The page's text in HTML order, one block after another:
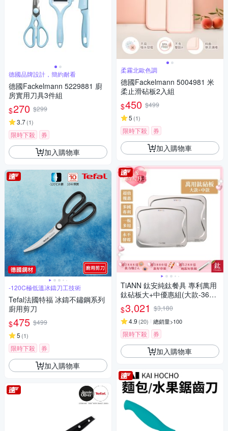
德國品牌設計，簡約耐看
德國Fackelmann 5229881 廚
房實用刀具3件組
$270 $299
3.7(1)
限時下殺 券
加入購物車
-120C極低溫冰鑄刀工技術
Tefal法國特福 冰鑄不鏽鋼系列
廚用剪刀
$475 $499
5 (1)
限時下殺 券
加入購物車
柔霧北歐色調
德國Fackelmann 5004981 米
柔止滑砧板2入組
$450 $499
5 (1)
限時下殺 券
加入購物車
TiANN 鈦安純鈦餐具 專利萬用
鈦砧板大+中優惠組(大款-36x3
0cm)(中款-28x23cm)／砧盤／
沾板／切菜板／烘焙烤盤／露
營餐盤
$3,021 $3,180
4.9 (20) 總銷量>100
限時下殺 券
加入購物車